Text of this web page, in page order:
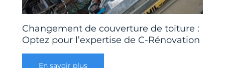
Changement de couverture de toiture :
Optez pour l’expertise de C-Rénovation
En savoir plus